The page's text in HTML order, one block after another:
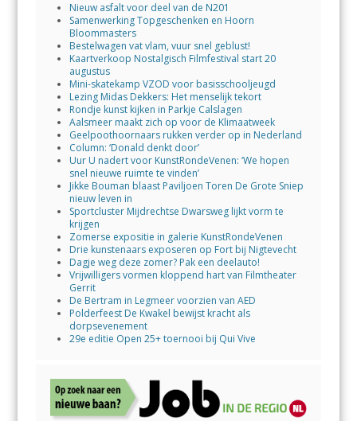
Nieuw asfalt voor deel van de N201
Samenwerking Topgeschenken en Hoorn
Bloommasters
Bestelwagen vat vlam, vuur snel geblust!
Kaartverkoop Nostalgisch Filmfestival start 20
augustus
Mini-skatekamp VZOD voor basisschooljeugd
Lezing Midas Dekkers: Het menselijk tekort
Rondje kunst kijken in Parkje Calslagen
Aalsmeer maakt zich op voor de Klimaatweek
Geelpoothoornaars rukken verder op in Nederland
Column: ‘Donald denkt door’
Uur U nadert voor KunstRondeVenen: ‘We hopen
snel nieuwe ruimte te vinden’
Jikke Bouman blaast Paviljoen Toren De Grote Sniep
nieuw leven in
Sportcluster Mijdrechtse Dwarsweg lijkt vorm te
krijgen
Zomerse expositie in galerie KunstRondeVenen
Drie kunstenaars exposeren op Fort bij Nigtevecht
Dagje weg deze zomer? Pak een deelauto!
Vrijwilligers vormen kloppend hart van Filmtheater
Gerrit
De Bertram in Legmeer voorzien van AED
Polderfeest De Kwakel bewijst kracht als
dorpsevenement
29e editie Open 25+ toernooi bij Qui Vive